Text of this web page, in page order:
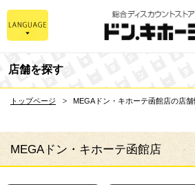
店舗を探す
トップページ MEGAドン・キホーテ函館店の店
MEGAドン・キホーテ函館店